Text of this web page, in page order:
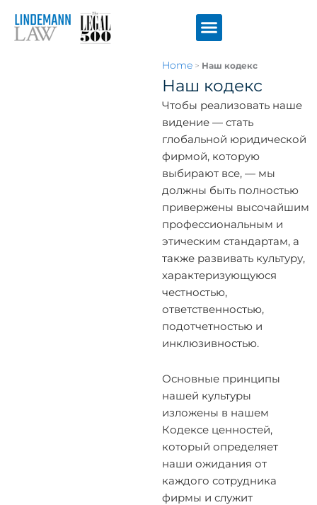
содержимому
Home> Наш кодекс
Наш кодекс
Чтобы реализовать наше
видение — стать
глобальной юридической
фирмой, которую
выбирают все, — мы
должны быть полностью
привержены высочайшим
профессиональным и
этическим стандартам, а
также развивать культуру,
характеризующуюся
честностью,
ответственностью,
подотчетностью и
инклюзивностью.
Основные принципы
нашей культуры
изложены в нашем
Кодексе ценностей,
который определяет
наши ожидания от
каждого сотрудника
фирмы и служит